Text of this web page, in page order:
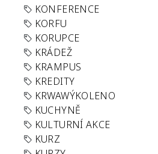
KONFERENCE
KORFU
KORUPCE
KRÁDEŽ
KRAMPUS
KREDITY
KRWAWÝKOLENO
KUCHYNĚ
KULTURNÍ AKCE
KURZ